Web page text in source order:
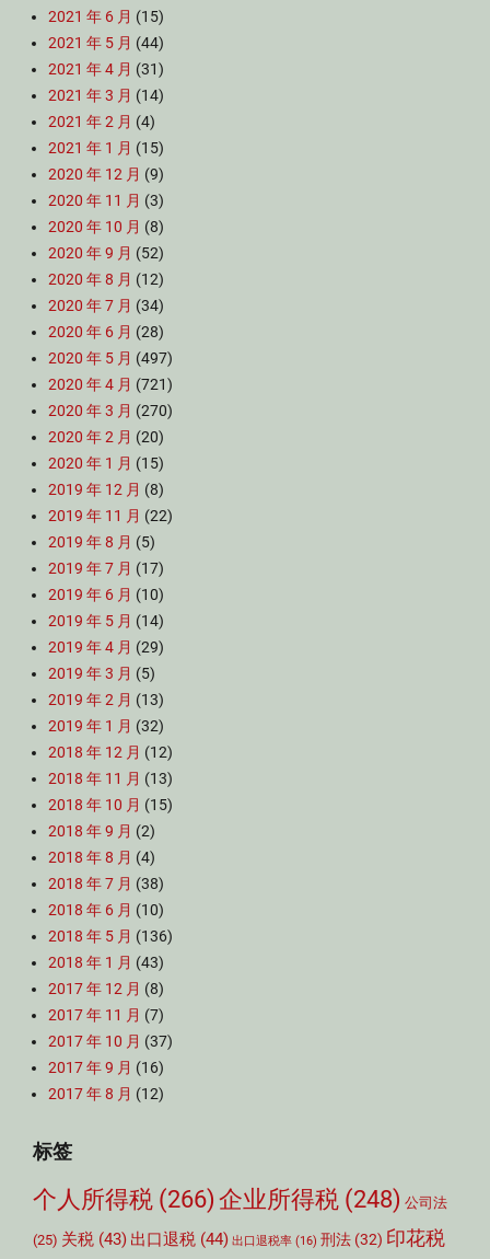
2021 年 6 月 (15)
2021 年 5 月 (44)
2021 年 4 月 (31)
2021 年 3 月 (14)
2021 年 2 月 (4)
2021 年 1 月 (15)
2020 年 12 月 (9)
2020 年 11 月 (3)
2020 年 10 月 (8)
2020 年 9 月 (52)
2020 年 8 月 (12)
2020 年 7 月 (34)
2020 年 6 月 (28)
2020 年 5 月 (497)
2020 年 4 月 (721)
2020 年 3 月 (270)
2020 年 2 月 (20)
2020 年 1 月 (15)
2019 年 12 月 (8)
2019 年 11 月 (22)
2019 年 8 月 (5)
2019 年 7 月 (17)
2019 年 6 月 (10)
2019 年 5 月 (14)
2019 年 4 月 (29)
2019 年 3 月 (5)
2019 年 2 月 (13)
2019 年 1 月 (32)
2018 年 12 月 (12)
2018 年 11 月 (13)
2018 年 10 月 (15)
2018 年 9 月 (2)
2018 年 8 月 (4)
2018 年 7 月 (38)
2018 年 6 月 (10)
2018 年 5 月 (136)
2018 年 1 月 (43)
2017 年 12 月 (8)
2017 年 11 月 (7)
2017 年 10 月 (37)
2017 年 9 月 (16)
2017 年 8 月 (12)
标签
个人所得税 (266) 企业所得税 (248) 公司法
(25) 关税 (43) 出口退税 (44) 出口退税率 (16) 刑法 (32) 印花税